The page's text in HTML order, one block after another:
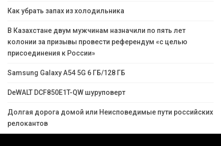
Как убрать запах из холодильника
В Казахстане двум мужчинам назначили по пять лет
колонии за призывы провести референдум «с целью
присоединения к России»
Samsung Galaxy A54 5G 6 ГБ/128 ГБ
DeWALT DCF850E1T-QW шуруповерт
Долгая дорога домой или Неисповедимые пути российских
релокантов